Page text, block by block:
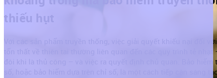
thiếu hụt
Với các sản phẩm truyền thống, việc giải quyết khiếu nại đối
tổn thất về thiên tai thường liên quan đến các quy trình tẻ nhạt
đôi khi là thủ công – và việc ra quyết định chủ quan. Bảo hiểm
số, hoặc bảo hiểm dựa trên chỉ số, là một cách tiếp cận sáng